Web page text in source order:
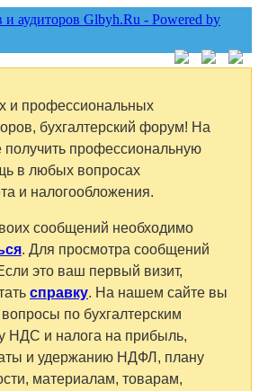
и профессиональных
бухгалтерский форум! На
профессиональную
в любых вопросах
и налогообложения.
сообщений необходимо
. Для просмотра сообщений
это ваш первый визит,
справку. На нашем сайте вы
по бухгалтерским
НДС и налога на прибыль,
и удержанию НДФЛ, плану
материалам, товарам,